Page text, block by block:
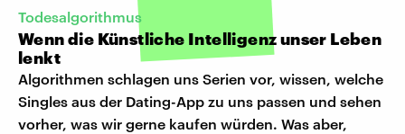
Todesalgorithmus
Wenn die Künstliche Intelligenz unser Leben
lenkt
Algorithmen schlagen uns Serien vor, wissen, welche
Singles aus der Dating-App zu uns passen und sehen
vorher, was wir gerne kaufen würden. Was aber,